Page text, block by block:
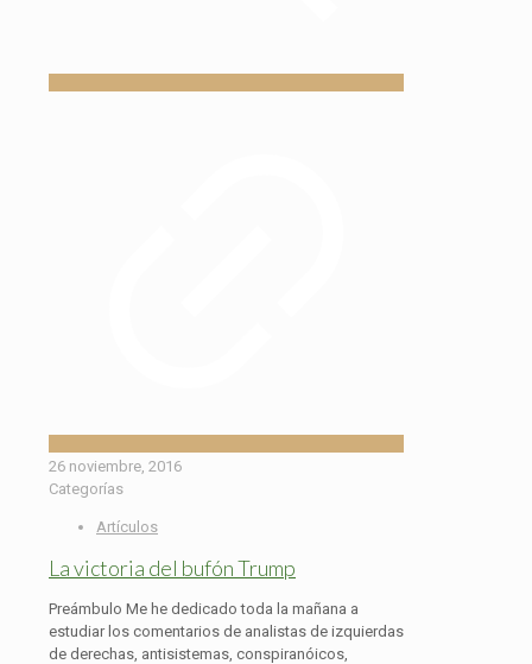
26 noviembre, 2016
Categorías
Artículos
La victoria del bufón Trump
Preámbulo Me he dedicado toda la mañana a
estudiar los comentarios de analistas de izquierdas
de derechas, antisistemas, conspiranóicos,